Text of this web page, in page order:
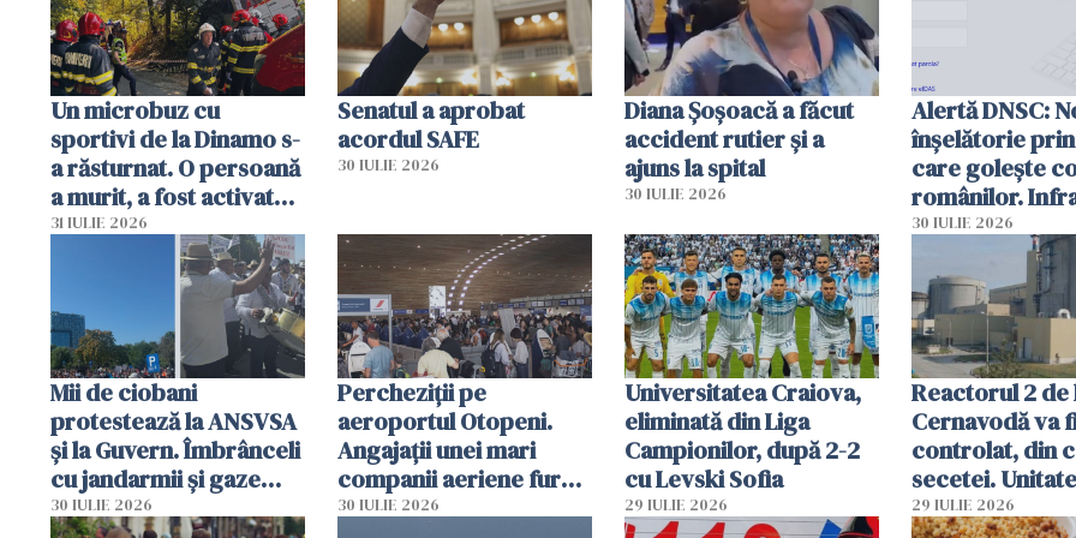
Un microbuz cu
sportivi de la Dinamo s-
a răsturnat. O persoană
a murit, a fost activat
planul roșu de
31 IULIE 2026
Senatul a aprobat
acordul SAFE
30 IULIE 2026
Diana Șoșoacă a făcut
accident rutier și a
ajuns la spital
30 IULIE 2026
Alertă DNSC:
înșelătorie prin
care golește
românilor.
folosesc
Ghișeul.ro și
Române
30 IULIE 2026
Mii de ciobani
protestează la ANSVSA
și la Guvern. Îmbrânceli
cu jandarmii și gaze
lacrimogene
30 IULIE 2026
Percheziții pe
aeroportul Otopeni.
Angajații unei mari
companii aeriene furau
parfumuri, ceasuri și
30 IULIE 2026
Universitatea Craiova,
eliminată din Liga
Campionilor, după 2-2
cu Levski Sofia
29 IULIE 2026
Reactorul 2 de
Cernavodă va
controlat, din
secetei.
deja oprită
29 IULIE 2026